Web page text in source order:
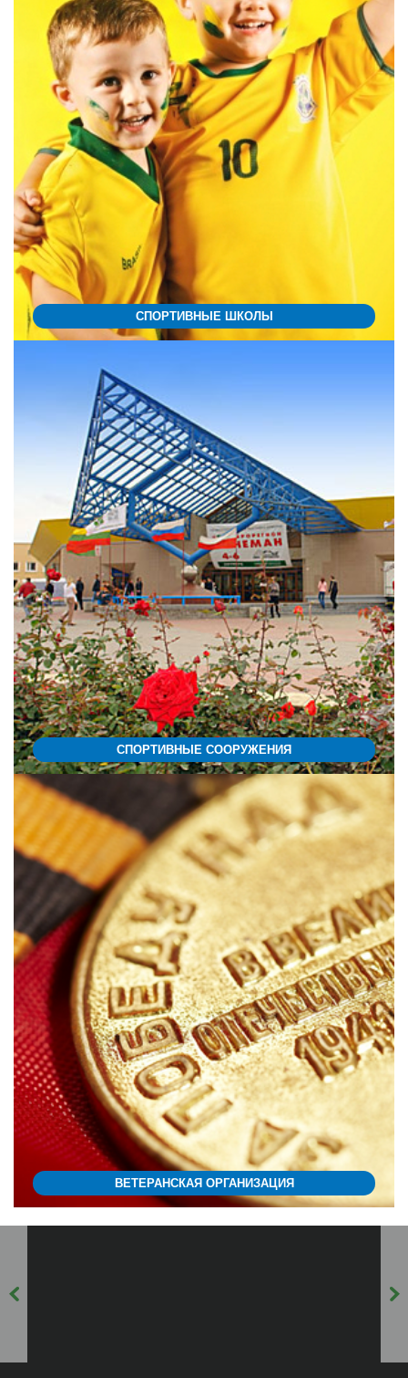
СПОРТИВНЫЕ ШКОЛЫ
СПОРТИВНЫЕ СООРУЖЕНИЯ
ВЕТЕРАНСКАЯ ОРГАНИЗАЦИЯ